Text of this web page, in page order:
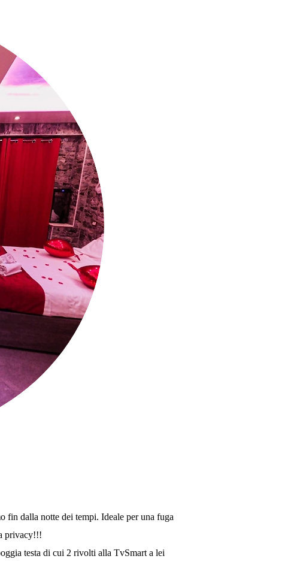
fin dalla notte dei tempi. Ideale per una fuga
privacy!!!
testa di cui 2 rivolti alla TvSmart a lei